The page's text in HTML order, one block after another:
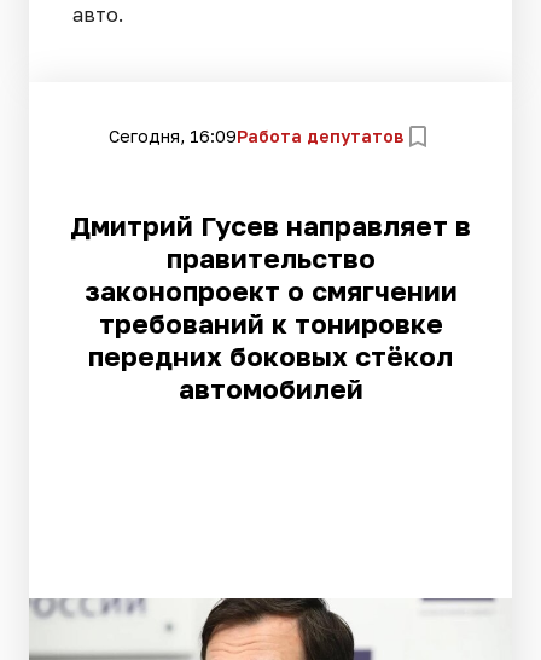
авто.
Сегодня, 16:09Работа депутатов
Дмитрий Гусев направляет в
правительство
законопроект о смягчении
требований к тонировке
передних боковых стёкол
автомобилей